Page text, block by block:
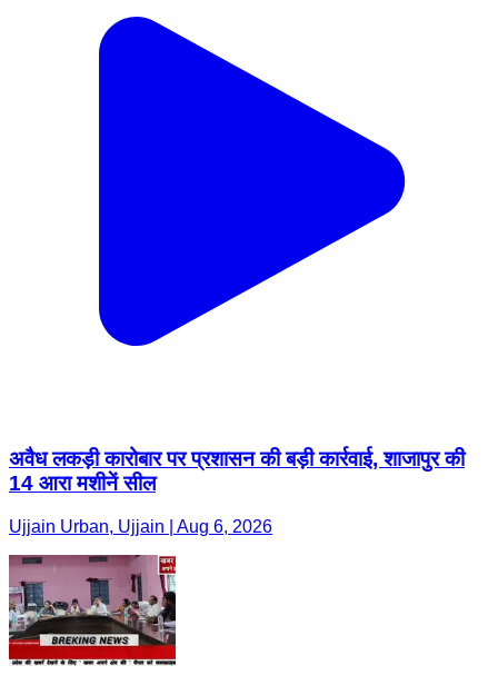
अवैध लकड़ी कारोबार पर प्रशासन की बड़ी कार्रवाई, शाजापुर की
14 आरा मशीनें सील
Ujjain Urban, Ujjain | Aug 6, 2026